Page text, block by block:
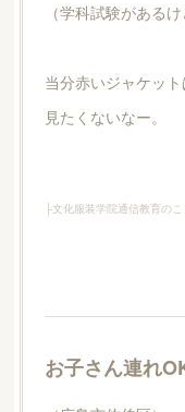
（学科試験があるけ
当分赤いジャケット
見たくないなー。
├文化服装学院通信教育のこ
お子さん連れ